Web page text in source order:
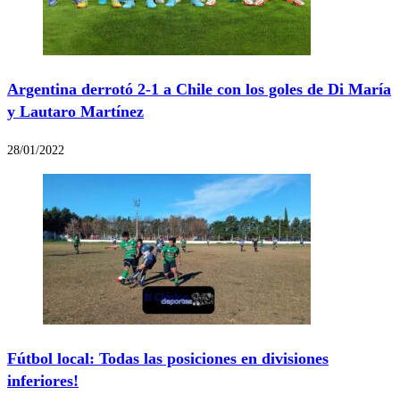
Argentina derrotó 2-1 a Chile con los goles de Di María
y Lautaro Martínez
28/01/2022
Fútbol local: Todas las posiciones en divisiones
inferiores!